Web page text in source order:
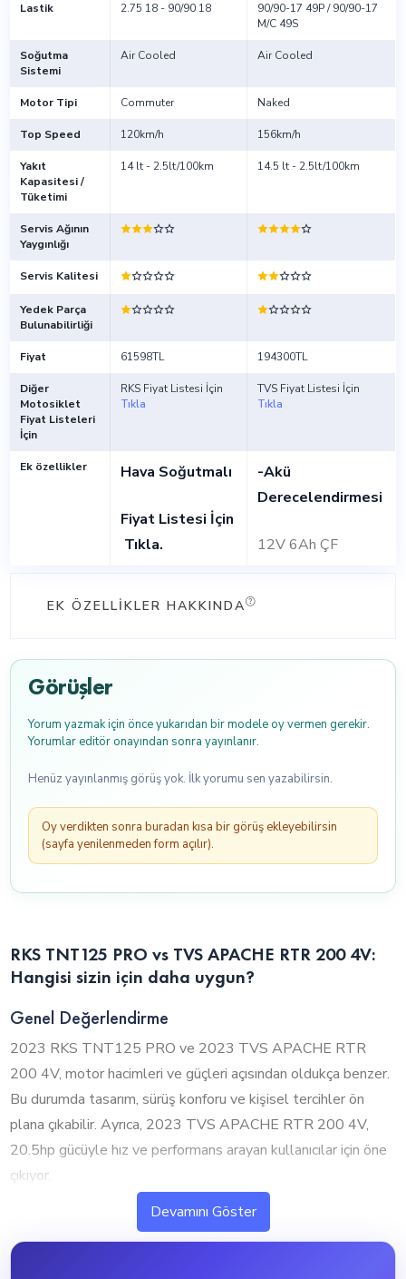
Lastik 2.75 18 - 90/90 18
90/90-17 49P / 90/90-17
M/C 49S
Soğutma
Sistemi
Air Cooled Air Cooled
Motor Tipi Commuter Naked
Top Speed 120km/h 156km/h
Yakıt
Kapasitesi /
Tüketimi
14 lt - 2.5lt/100km 14.5 lt - 2.5lt/100km
Servis Ağının
Yaygınlığı
Servis Kalitesi
Yedek Parça
Bulunabilirliği
Fiyat 61598TL 194300TL
Diğer
Motosiklet
Fiyat Listeleri
İçin
RKS Fiyat Listesi İçin
Tıkla
TVS Fiyat Listesi İçin
Tıkla
Ek özellikler Hava Soğutmalı
Fiyat Listesi İçin
Tıkla.
-Akü
Derecelendirmesi
12V 6Ah ÇF
EK ÖZELLIKLER HAKKINDA
Görüşler
Yorum yazmak için önce yukarıdan bir modele oy vermen gerekir.
Yorumlar editör onayından sonra yayınlanır.
Henüz yayınlanmış görüş yok. İlk yorumu sen yazabilirsin.
Oy verdikten sonra buradan kısa bir görüş ekleyebilirsin
(sayfa yenilenmeden form açılır).
RKS TNT125 PRO vs TVS APACHE RTR 200 4V:
Hangisi sizin için daha uygun?
Genel Değerlendirme
2023 RKS TNT125 PRO ve 2023 TVS APACHE RTR
200 4V, motor hacimleri ve güçleri açısından oldukça benzer.
Bu durumda tasarım, sürüş konforu ve kişisel tercihler ön
plana çıkabilir. Ayrıca, 2023 TVS APACHE RTR 200 4V,
20.5hp gücüyle hız ve performans arayan kullanıcılar için öne
çıkıyor.
1. Silindir Hacmi ve Performans
2023 RKS TNT125 PRO ve 2023 TVS APACHE RTR
Devamını Göster